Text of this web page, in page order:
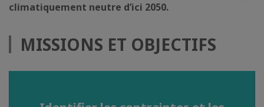
climatiquement neutre d’ici 2050.
MISSIONS ET OBJECTIFS